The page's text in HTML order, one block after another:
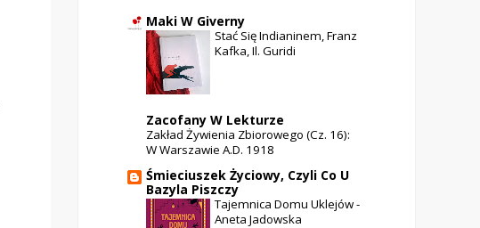
Maki W Giverny
Stać Się Indianinem, Franz
Kafka, Il. Guridi
Zacofany W Lekturze
Zakład Żywienia Zbiorowego (cz. 16):
W Warszawie A.D. 1918
Śmieciuszek Życiowy, Czyli Co U
Bazyla Piszczy
Tajemnica Domu Uklejów -
Aneta Jadowska